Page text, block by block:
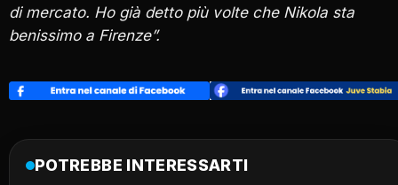
di mercato. Ho già detto più volte che Nikola sta
benissimo a Firenze”.
POTREBBE INTERESSARTI